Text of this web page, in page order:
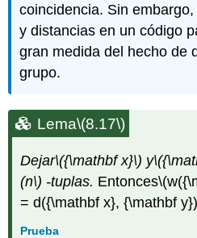
coincidencia. Sin
y distancias en un código
gran medida del hecho de
grupo.
Lema\(8.17\)
Dejar\({\mathbf x}\) y
(n\) -tuplas. Entonces
= d({\mathbf x}, {\mathbf
Prueba